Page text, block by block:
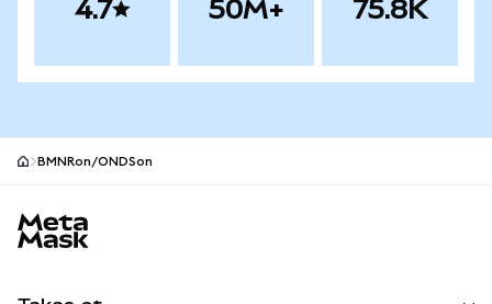
4.7 50M+ 75.8K
BMNRon/ONDSon